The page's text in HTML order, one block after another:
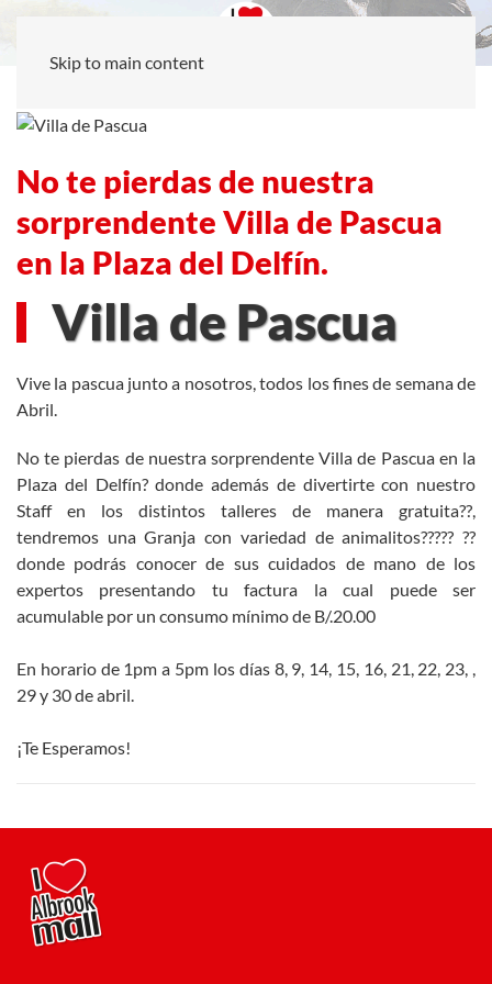
Skip to main content
No te pierdas de nuestra
sorprendente Villa de Pascua
en la Plaza del Delfín.
Villa de Pascua
Vive la pascua junto a nosotros, todos los fines de semana de
Abril.
No te pierdas de nuestra sorprendente Villa de Pascua en la
Plaza del Delfín? donde además de divertirte con nuestro
Staff en los distintos talleres de manera gratuita??,
tendremos una Granja con variedad de animalitos????? ??
donde podrás conocer de sus cuidados de mano de los
expertos presentando tu factura la cual puede ser
acumulable por un consumo mínimo de B/.20.00
En horario de 1pm a 5pm los días 8, 9, 14, 15, 16, 21, 22, 23, ,
29 y 30 de abril.
¡Te Esperamos!